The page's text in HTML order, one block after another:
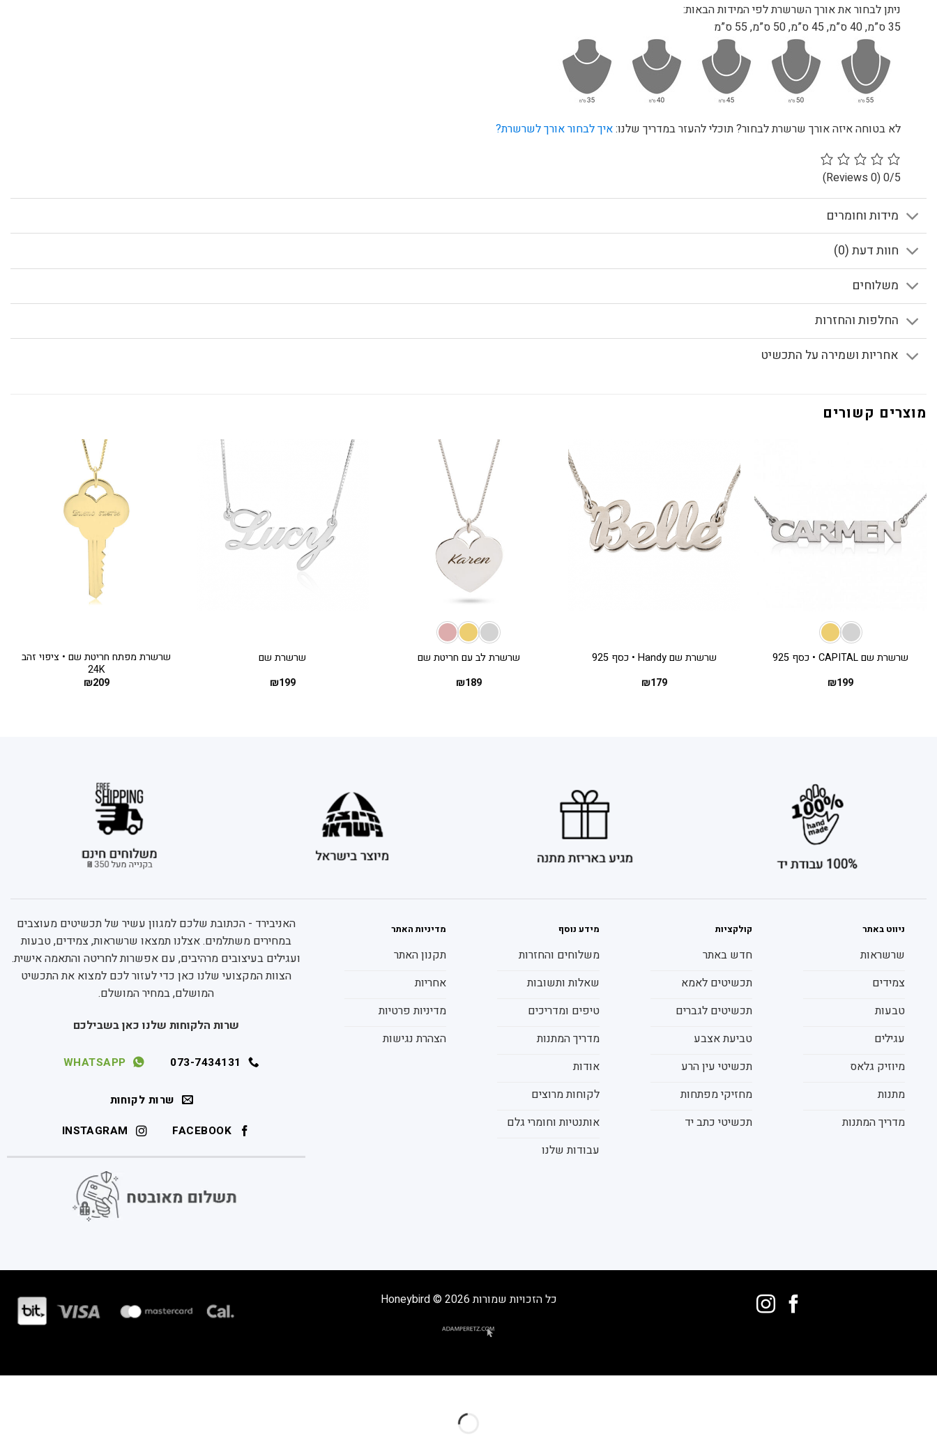
ניתן לבחור את אורך השרשרת לפי המידות הבאות:
35 ס”מ, 40 ס”מ, 45 ס”מ, 50 ס”מ, 55 ס”מ
לא בטוחה איזה אורך שרשרת לבחור? תוכלי להעזר במדריך שלנו:איך לבחור אורך לשרשרת?
0/5
(0 Reviews)
מידות וחומרים
חוות דעת (0)
משלוחים
החלפות והחזרות
אחריות ושמירה על התכשיט
מוצרים קשורים
שרשרת שם CAPITAL • כסף 925
₪199
שרשרת שם Handy • כסף 925
₪179
שרשרת לב עם חריטת שם
₪189
שרשרת שם
₪199
שרשרת מפתח חריטת שם • ציפוי זהב
24K
₪209
ניווט באתר
שרשראות
צמידים
טבעות
עגילים
מיוזיק גלאס
מתנות
מדריך המתנות
קולקציות
חדש באתר
תכשיטים לאמא
תכשיטים לגברים
טביעת אצבע
תכשיטי עין הרע
מחזיקי מפתחות
תכשיטי כתב יד
מידע נוסף
משלוחים והחזרות
שאלות ותשובות
טיפים ומדריכים
מדריך המתנות
אודות
לקוחות מרוצים
אותנטיות וחומרי גלם
עבודות שלנו
מדיניות האתר
תקנון האתר
אחריות
מדיניות פרטיות
הצהרת נגישות
האניבירד - הכתובת שלכם למגוון עשיר של תכשיטים מעוצבים
במחירים משתלמים. אצלנו תמצאו שרשראות, צמידים, טבעות
ועגילים בעיצובים מרהיבים, עם אפשרות לחריטה והתאמה אישית.
הצוות המקצועי שלנו כאן כדי לעזור לכם למצוא את התכשיט
המושלם, במחיר המושלם.
שרות הלקוחות שלנו כאן בשבילכם
073-7434131
WHATSAPP
שרות לקוחות
FACEBOOK
INSTAGRAM
כל הזכויות שמורות 2026 © Honeybird